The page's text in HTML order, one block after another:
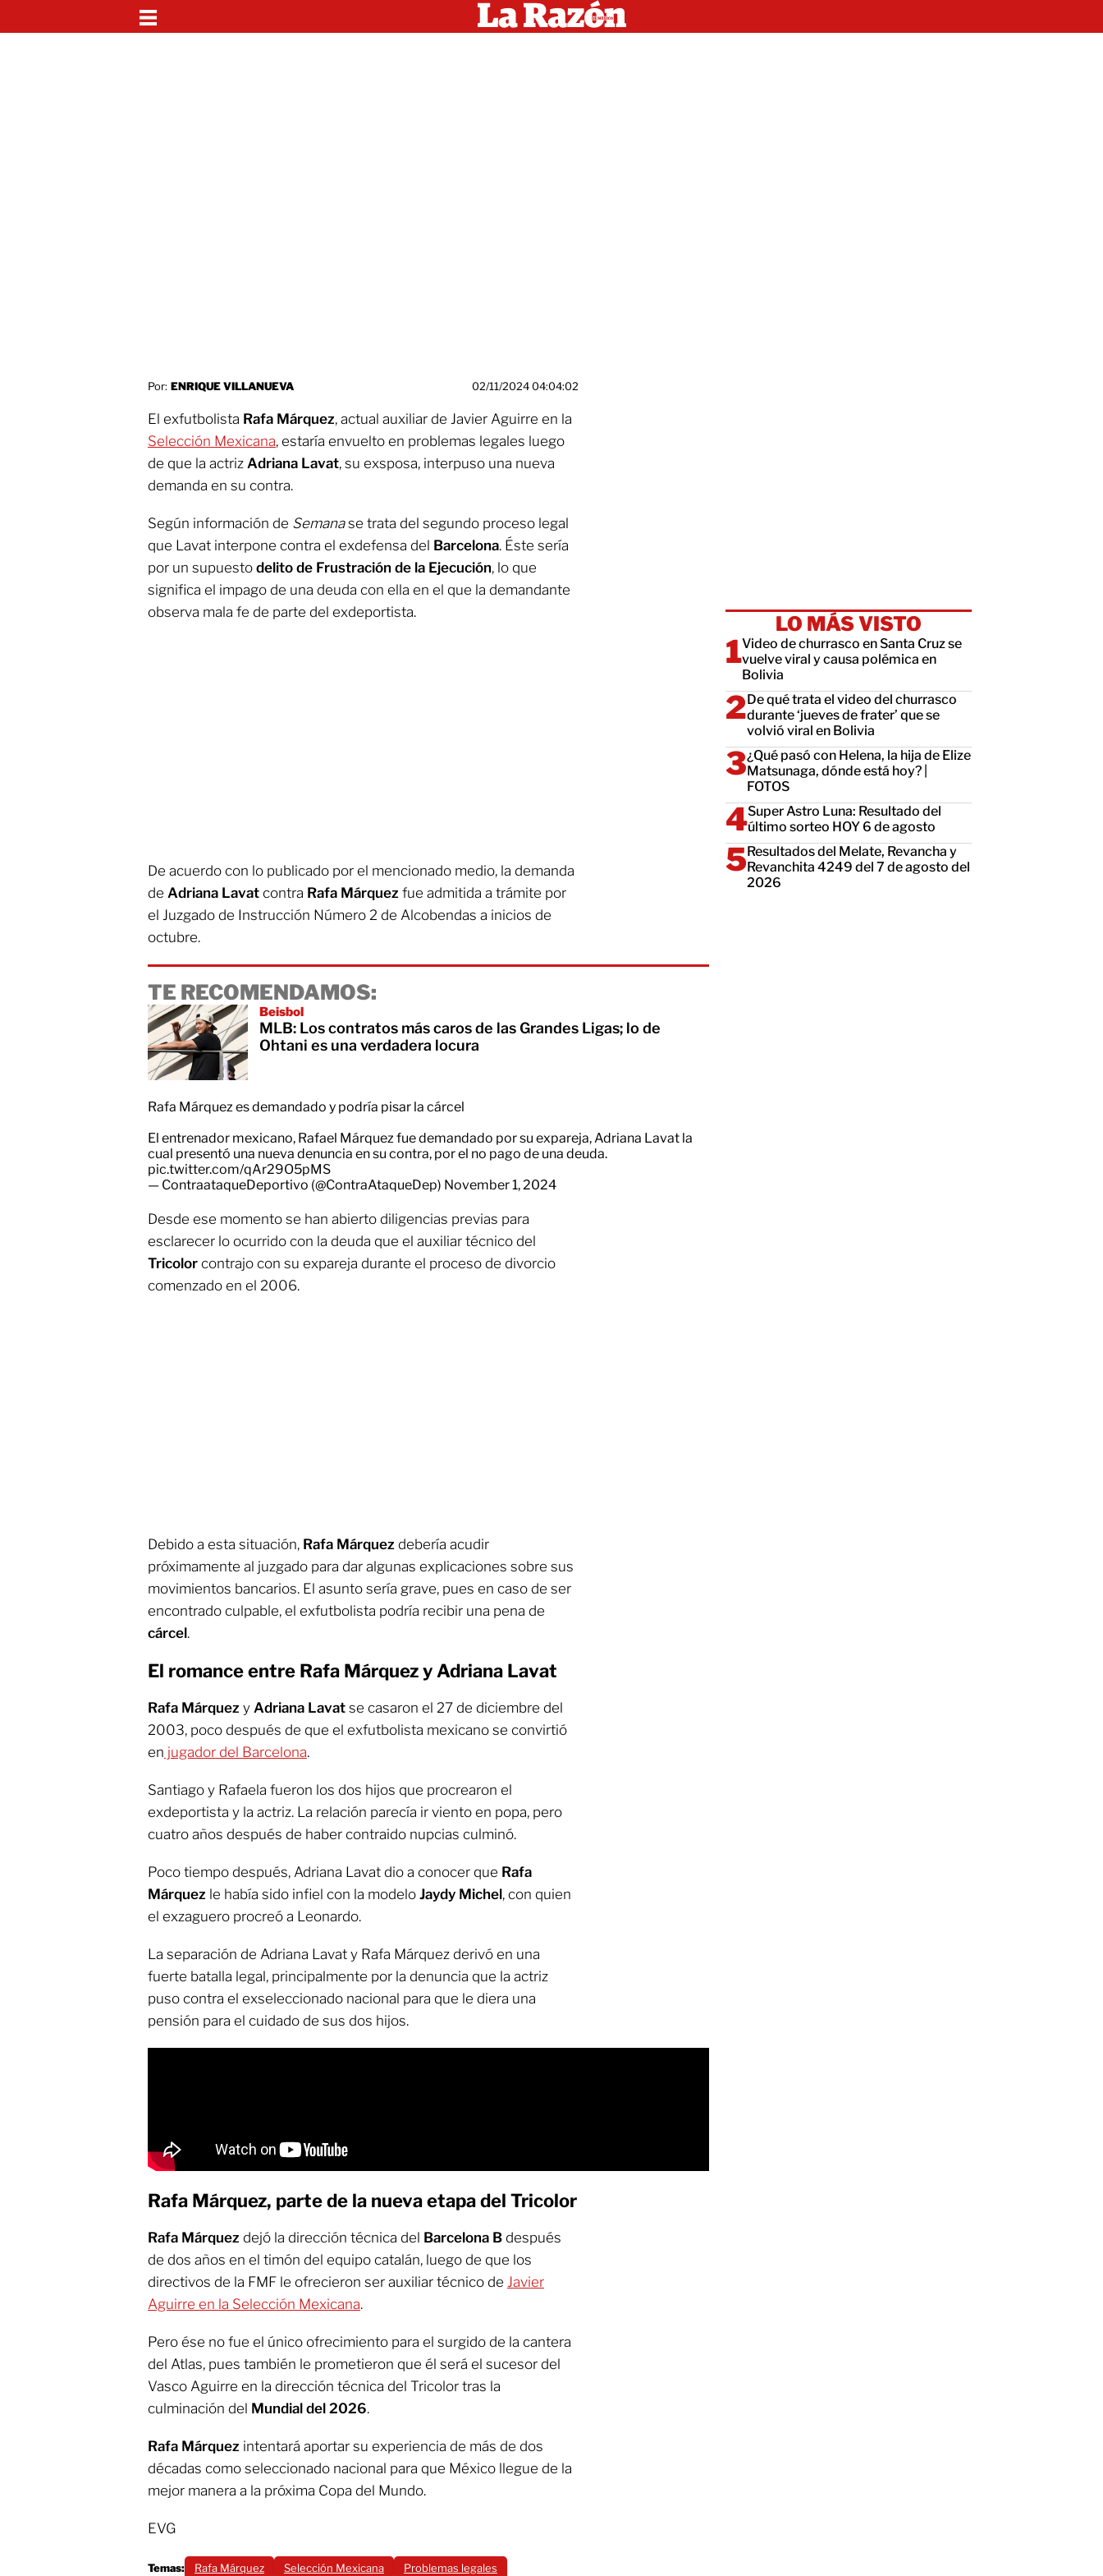
Por: ENRIQUE VILLANUEVA 02/11/2024 04:04:02
El exfutbolista Rafa Márquez, actual auxiliar de Javier Aguirre en la
Selección Mexicana, estaría envuelto en problemas legales luego
de que la actriz Adriana Lavat, su exsposa, interpuso una nueva
demanda en su contra.
Según información de Semanase trata del segundo proceso legal
que Lavat interpone contra el exdefensa del Barcelona. Éste sería
por un supuesto delito de Frustración de la Ejecución, lo que
significa el impago de una deuda con ella en el que la demandante
observa mala fe de parte del exdeportista.
De acuerdo con lo publicado por el mencionado medio, la demanda
de Adriana Lavat contra Rafa Márquez fue admitida a trámite por
el Juzgado de Instrucción Número 2 de Alcobendas a inicios de
octubre.
TE RECOMENDAMOS:
Beisbol
MLB: Los contratos más caros de las Grandes Ligas; lo de
Ohtani es una verdadera locura
Rafa Márquez es demandado y podría pisar la cárcel
El entrenador mexicano, Rafael Márquez fue demandado por su expareja, Adriana Lavat la
cual presentó una nueva denuncia en su contra, por el no pago de una deuda.
pic.twitter.com/qAr29O5pMS
— ContraataqueDeportivo (@ContraAtaqueDep) November 1, 2024
Desde ese momento se han abierto diligencias previas para
esclarecer lo ocurrido con la deuda que el auxiliar técnico del
Tricolor contrajo con su expareja durante el proceso de divorcio
comenzado en el 2006.
Debido a esta situación, Rafa Márquez debería acudir
próximamente al juzgado para dar algunas explicaciones sobre sus
movimientos bancarios. El asunto sería grave, pues en caso de ser
encontrado culpable, el exfutbolista podría recibir una pena de
cárcel.
El romance entre Rafa Márquez y Adriana Lavat
Rafa Márquez y Adriana Lavat se casaron el 27 de diciembre del
2003, poco después de que el exfutbolista mexicano se convirtió
en jugador del Barcelona.
Santiago y Rafaela fueron los dos hijos que procrearon el
exdeportista y la actriz. La relación parecía ir viento en popa, pero
cuatro años después de haber contraido nupcias culminó.
Poco tiempo después, Adriana Lavat dio a conocer que Rafa
Márquez le había sido infiel con la modelo Jaydy Michel, con quien
el exzaguero procreó a Leonardo.
La separación de Adriana Lavat y Rafa Márquez derivó en una
fuerte batalla legal, principalmente por la denuncia que la actriz
puso contra el exseleccionado nacional para que le diera una
pensión para el cuidado de sus dos hijos.
Rafa Márquez, parte de la nueva etapa del Tricolor
Rafa Márquez dejó la dirección técnica del Barcelona B después
de dos años en el timón del equipo catalán, luego de que los
directivos de la FMF le ofrecieron ser auxiliar técnico de Javier
Aguirre en la Selección Mexicana.
Pero ése no fue el único ofrecimiento para el surgido de la cantera
del Atlas, pues también le prometieron que él será el sucesor del
Vasco Aguirre en la dirección técnica del Tricolor tras la
culminación del Mundial del 2026.
Rafa Márquez intentará aportar su experiencia de más de dos
décadas como seleccionado nacional para que México llegue de la
mejor manera a la próxima Copa del Mundo.
EVG
Temas: Rafa Márquez Selección Mexicana Problemas legales
LO MÁS VISTO
Video de churrasco en Santa Cruz se
vuelve viral y causa polémica en
Bolivia
De qué trata el video del churrasco
durante ‘jueves de frater’ que se
volvió viral en Bolivia
¿Qué pasó con Helena, la hija de Elize
Matsunaga, dónde está hoy? |
FOTOS
Super Astro Luna: Resultado del
último sorteo HOY 6 de agosto
Resultados del Melate, Revancha y
Revanchita 4249 del 7 de agosto del
2026